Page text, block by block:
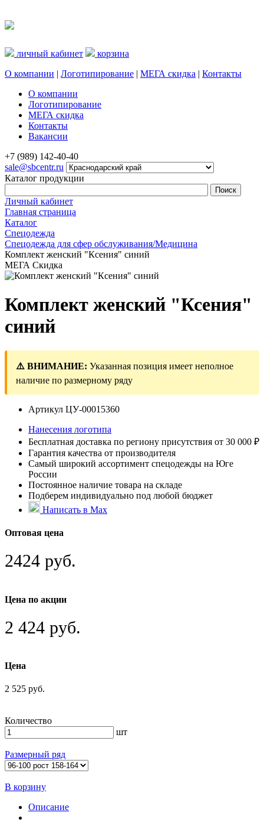
личный кабинет
корзина
О компании | Логотипирование | МЕГА скидка | Контакты
О компании
Логотипирование
МЕГА скидка
Контакты
Вакансии
+7 (989) 142-40-40
sale@sbcentr.ru
Каталог продукции
Личный кабинет
Главная страница
Каталог
Спецодежда
Спецодежда для сфер обслуживания/Медицина
Комплект женский "Ксения" синий
МЕГА Скидка
Комплект женский "Ксения"
синий
⚠️ ВНИМАНИЕ: Указанная позиция имеет неполное
наличие по размерному ряду
Артикул ЦУ-00015360
Нанесения логотипа
Бесплатная доставка по региону присутствия от 30 000 ₽
Гарантия качества от производителя
Самый широкий ассортимент спецодежды на Юге
России
Постоянное наличие товара на складе
Подберем индивидуально под любой бюджет
Написать в Max
Оптовая цена
2424 руб.
Цена по акции
2 424 руб.
Цена
2 525 руб.
Количество
шт
Размерный ряд
В корзину
Описание